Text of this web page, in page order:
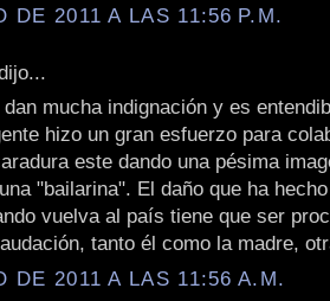
DE 2011 A LAS 11:56 P.M.
mucha indignación y es
hizo un gran esfuerzo para
este dando una pésima
"bailarina". El daño que ha
vuelva al país tiene que ser
tanto él como la madre,
DE 2011 A LAS 11:56 A.M.